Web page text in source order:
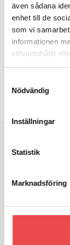
även sådana
enhet till de
som vi
informationen
tillhandahållit
deras tjänster.
Nödvändig
Inställningar
Statistik
Marknadsföring
VARUMÄRKEN